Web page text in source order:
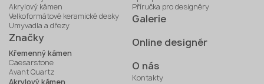
Akrylový kámen
Velkoformátové keramické desky
Umyvadla a dřezy
Značky
Křemenný kámen
Caesarstone
Avant Quartz
Příručka pro designéry
Galerie
Online designér
O nás
Kontakty